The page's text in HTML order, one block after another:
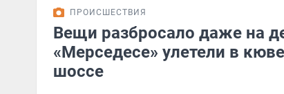
ПРОИСШЕСТВИЯ
Вещи разбросало даже на
«Мерседесе» улетели в
шоссе